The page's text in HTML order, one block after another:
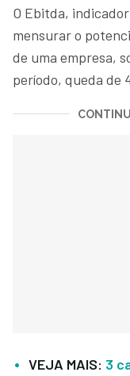
O Ebitda,
mensurar o
de uma empresa,
período, queda de
VEJA MAIS: 3